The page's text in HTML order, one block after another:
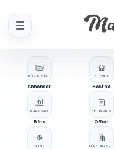
Meny
KÖP & SÄLJ
Annonser
BOENDE
Bostad
BE OM PRIS
Offert
MARKNAD
Börs
COINS